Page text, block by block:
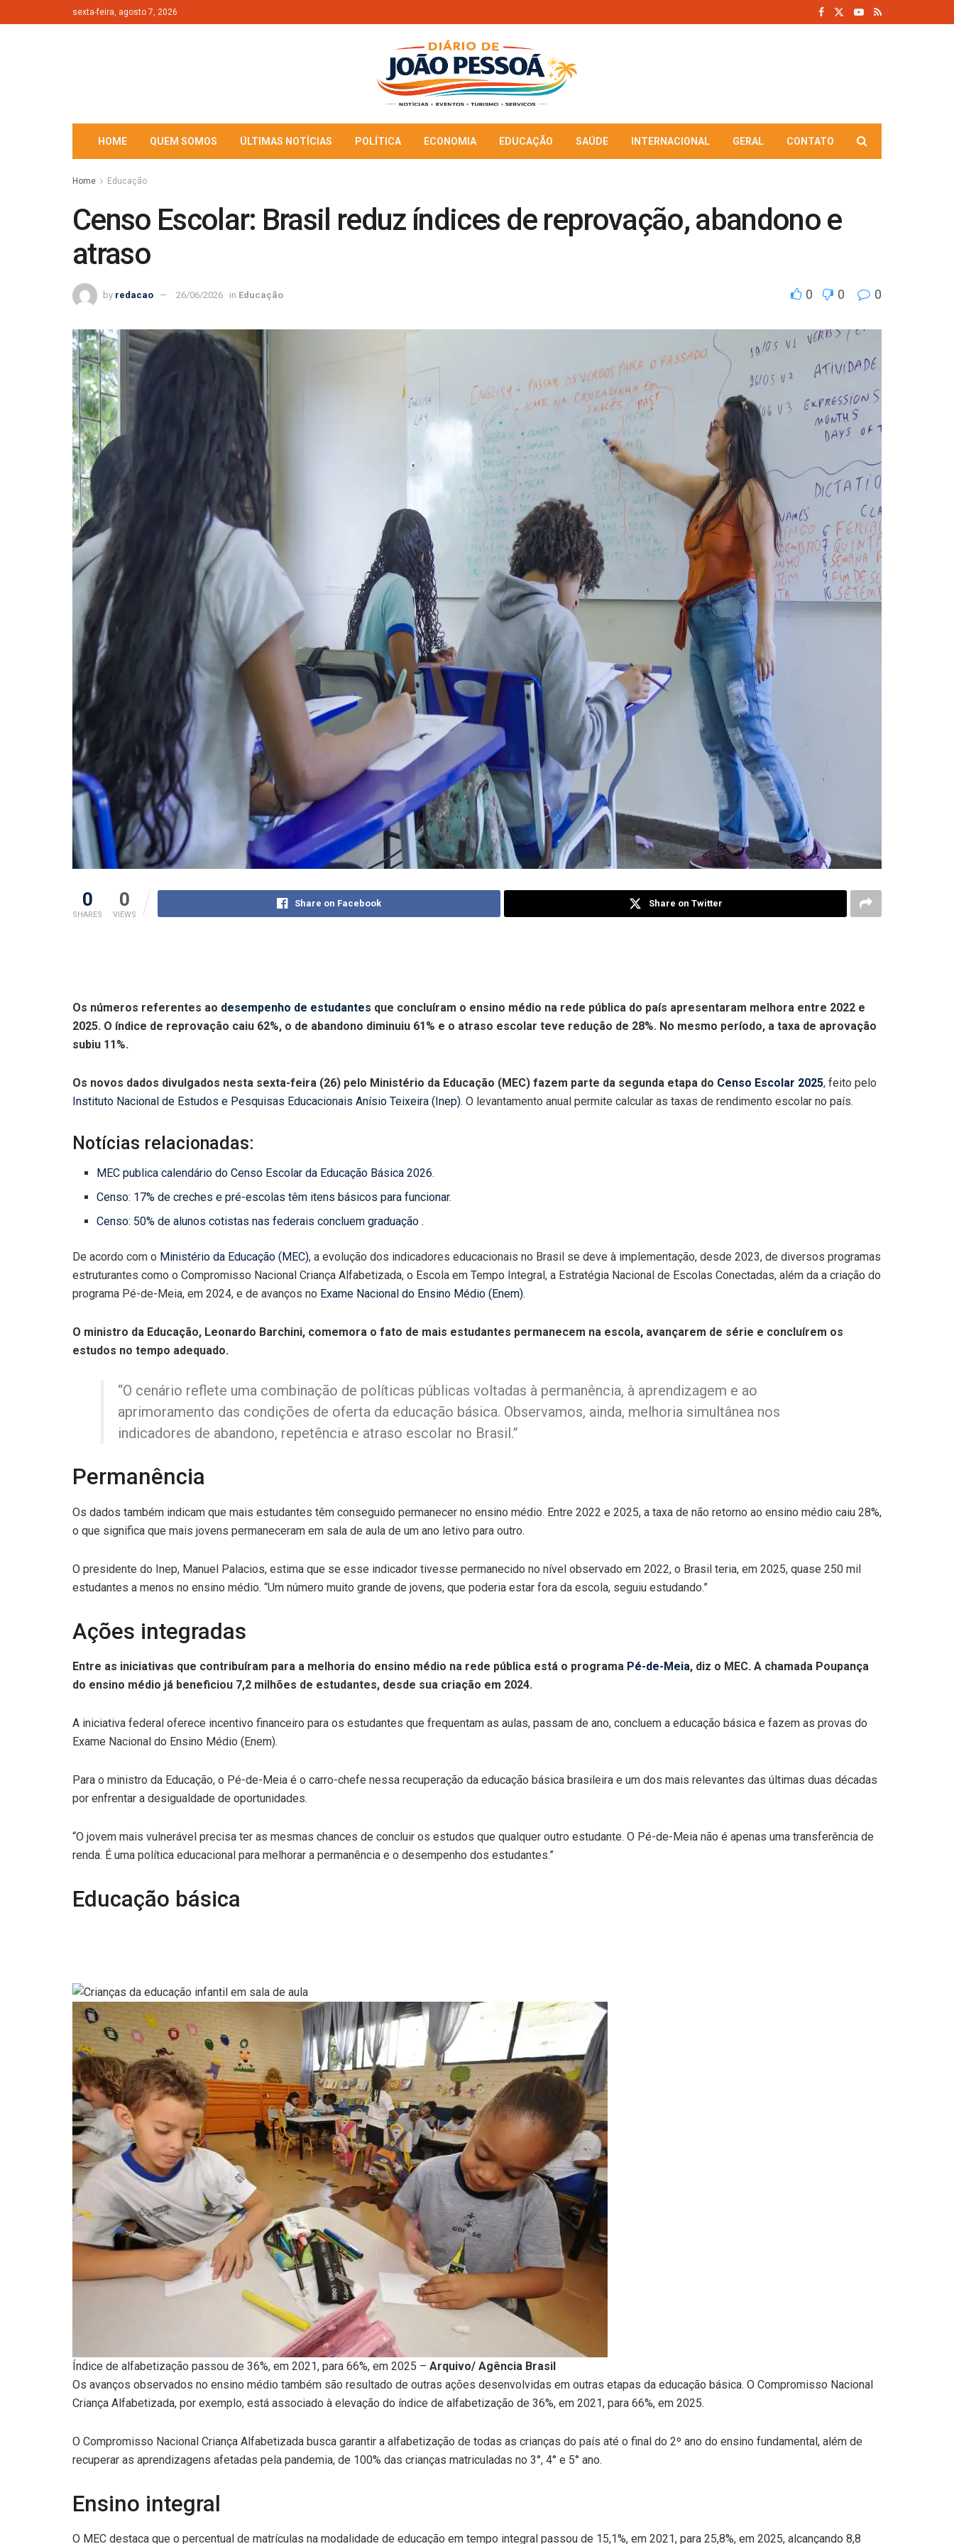
sexta-feira, agosto 7, 2026
HOME QUEM SOMOS ÚLTIMAS NOTÍCIAS POLÍTICA ECONOMIA EDUCAÇÃO SAÚDE INTERNACIONAL GERAL CONTATO
Home Educação
Censo Escolar: Brasil reduz índices de reprovação, abandono e
atraso
by redacao 26/06/2026 in Educação 0 0 0
0
SHARES
0
VIEWS
Share on Facebook Share on Twitter
Os números referentes ao desempenho de estudantes que concluíram o ensino médio na rede pública do país apresentaram melhora entre 2022 e
2025. O índice de reprovação caiu 62%, o de abandono diminuiu 61% e o atraso escolar teve redução de 28%. No mesmo período, a taxa de aprovação
subiu 11%.
Os novos dados divulgados nesta sexta-feira (26) pelo Ministério da Educação (MEC) fazem parte da segunda etapa do Censo Escolar 2025, feito pelo
Instituto Nacional de Estudos e Pesquisas Educacionais Anísio Teixeira (Inep). O levantamento anual permite calcular as taxas de rendimento escolar no país.
Notícias relacionadas:
MEC publica calendário do Censo Escolar da Educação Básica 2026.
Censo: 17% de creches e pré-escolas têm itens básicos para funcionar.
Censo: 50% de alunos cotistas nas federais concluem graduação .
De acordo com o Ministério da Educação (MEC), a evolução dos indicadores educacionais no Brasil se deve à implementação, desde 2023, de diversos programas
estruturantes como o Compromisso Nacional Criança Alfabetizada, o Escola em Tempo Integral, a Estratégia Nacional de Escolas Conectadas, além da a criação do
programa Pé-de-Meia, em 2024, e de avanços no Exame Nacional do Ensino Médio (Enem).
O ministro da Educação, Leonardo Barchini, comemora o fato de mais estudantes permanecem na escola, avançarem de série e concluírem os
estudos no tempo adequado.
“O cenário reflete uma combinação de políticas públicas voltadas à permanência, à aprendizagem e ao
aprimoramento das condições de oferta da educação básica. Observamos, ainda, melhoria simultânea nos
indicadores de abandono, repetência e atraso escolar no Brasil.”
Permanência
Os dados também indicam que mais estudantes têm conseguido permanecer no ensino médio. Entre 2022 e 2025, a taxa de não retorno ao ensino médio caiu 28%,
o que significa que mais jovens permaneceram em sala de aula de um ano letivo para outro.
O presidente do Inep, Manuel Palacios, estima que se esse indicador tivesse permanecido no nível observado em 2022, o Brasil teria, em 2025, quase 250 mil
estudantes a menos no ensino médio. “Um número muito grande de jovens, que poderia estar fora da escola, seguiu estudando.”
Ações integradas
Entre as iniciativas que contribuíram para a melhoria do ensino médio na rede pública está o programa Pé-de-Meia, diz o MEC. A chamada Poupança
do ensino médio já beneficiou 7,2 milhões de estudantes, desde sua criação em 2024.
A iniciativa federal oferece incentivo financeiro para os estudantes que frequentam as aulas, passam de ano, concluem a educação básica e fazem as provas do
Exame Nacional do Ensino Médio (Enem).
Para o ministro da Educação, o Pé-de-Meia é o carro-chefe nessa recuperação da educação básica brasileira e um dos mais relevantes das últimas duas décadas
por enfrentar a desigualdade de oportunidades.
“O jovem mais vulnerável precisa ter as mesmas chances de concluir os estudos que qualquer outro estudante. O Pé-de-Meia não é apenas uma transferência de
renda. É uma política educacional para melhorar a permanência e o desempenho dos estudantes.”
Educação básica
Índice de alfabetização passou de 36%, em 2021, para 66%, em 2025 – Arquivo/ Agência Brasil
Os avanços observados no ensino médio também são resultado de outras ações desenvolvidas em outras etapas da educação básica. O Compromisso Nacional
Criança Alfabetizada, por exemplo, está associado à elevação do índice de alfabetização de 36%, em 2021, para 66%, em 2025.
O Compromisso Nacional Criança Alfabetizada busca garantir a alfabetização de todas as crianças do país até o final do 2º ano do ensino fundamental, além de
recuperar as aprendizagens afetadas pela pandemia, de 100% das crianças matriculadas no 3°, 4° e 5° ano.
Ensino integral
O MEC destaca que o percentual de matrículas na modalidade de educação em tempo integral passou de 15,1%, em 2021, para 25,8%, em 2025, alcançando 8,8